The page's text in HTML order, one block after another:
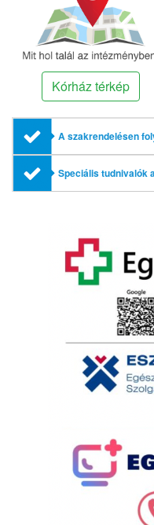
Kórház térkép
A szakrendelésen
Speciális tudnivalók